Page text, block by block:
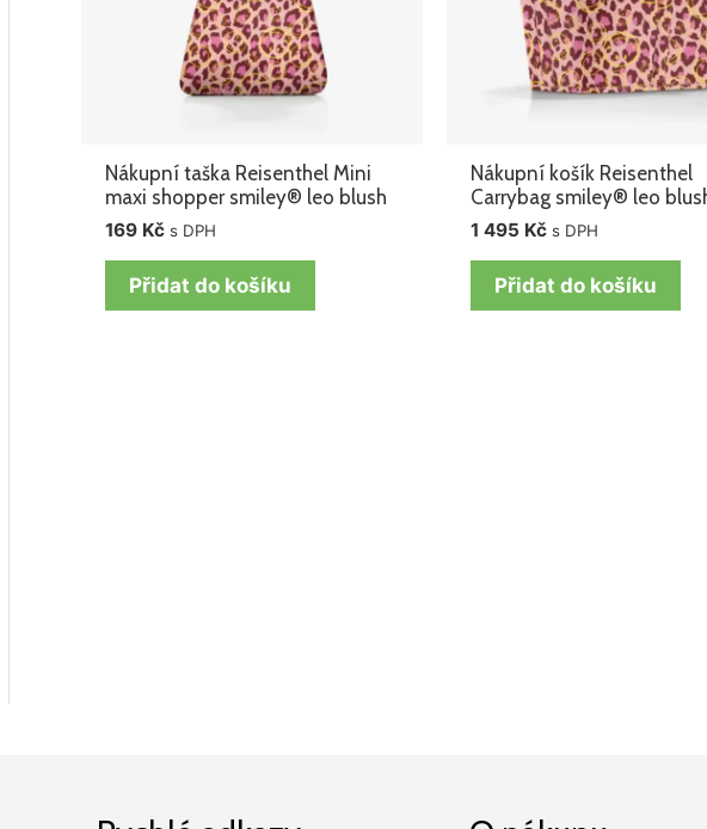
Nákupní taška Reisenthel Mini
maxi shopper smiley® leo blush
169 Kč s DPH
Přidat do košíku
Nákupní košík Reisenthel
Carrybag smiley® leo
1 495 Kč s DPH
Přidat do košíku